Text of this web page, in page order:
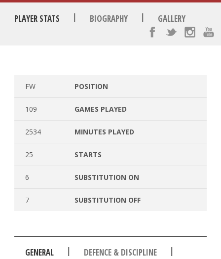
PLAYER STATS | BIOGRAPHY | GALLERY
FW POSITION
109 GAMES PLAYED
2534 MINUTES PLAYED
25 STARTS
6 SUBSTITUTION ON
7 SUBSTITUTION OFF
GENERAL | DEFENCE & DISCIPLINE
|